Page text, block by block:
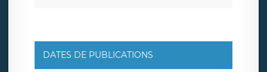
DATES DE PUBLICATIONS